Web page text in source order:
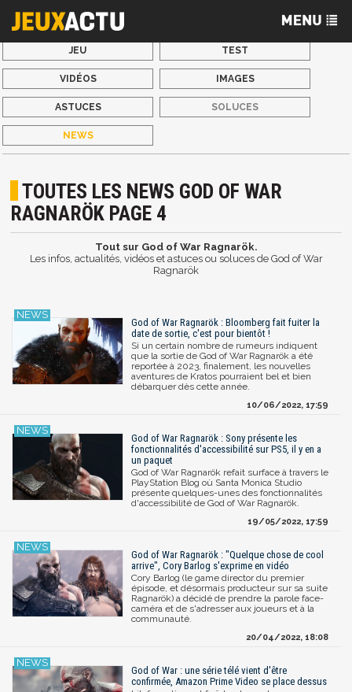
JEU TEST
VIDÉOS IMAGES
ASTUCES SOLUCES
NEWS
TOUTES LES NEWS GOD OF WAR
RAGNARÖK PAGE 4
Tout sur God of War Ragnarök.
Les infos, actualités, vidéos et astuces ou soluces de God of War
Ragnarök
God of War Ragnarök : Bloomberg fait fuiter la
date de sortie, c'est pour bientôt !
Si un certain nombre de rumeurs indiquent
que la sortie de God of War Ragnarök a été
reportée à 2023, finalement, les nouvelles
aventures de Kratos pourraient bel et bien
débarquer dès cette année.
10/06/2022, 17:59
God of War Ragnarök : Sony présente les
fonctionnalités d'accessibilité sur PS5, il y en a
un paquet
God of War Ragnarök refait surface à travers le
PlayStation Blog où Santa Monica Studio
présente quelques-unes des fonctionnalités
d'accessibilité de God of War Ragnarök.
19/05/2022, 17:59
God of War Ragnarök : "Quelque chose de cool
arrive", Cory Barlog s'exprime en vidéo
Cory Barlog (le game director du premier
épisode, et désormais producteur sur sa suite
Ragnarök) a décidé de prendre la parole face-
caméra et de s'adresser aux joueurs et à la
communauté.
20/04/2022, 18:08
God of War : une série télé vient d'être
confirmée, Amazon Prime Video se place dessus